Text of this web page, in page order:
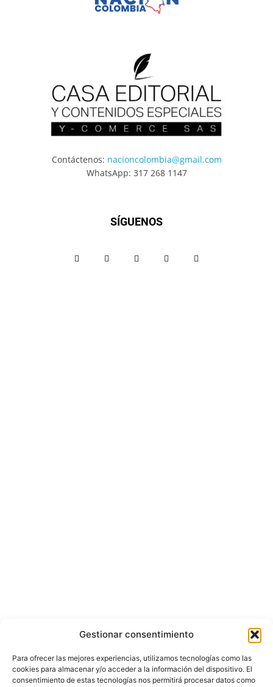
Gestionar consentimiento
Para ofrecer las mejores experiencias, utilizamos tecnologías como las
cookies para almacenar y/o acceder a la información del dispositivo. El
consentimiento de estas tecnologías nos permitirá procesar datos como
Contáctenos: nacioncolombia@gmail.com
WhatsApp: 317 268 1147
SÍGUENOS